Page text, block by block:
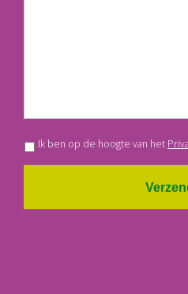
Ik ben op de hoogte van het